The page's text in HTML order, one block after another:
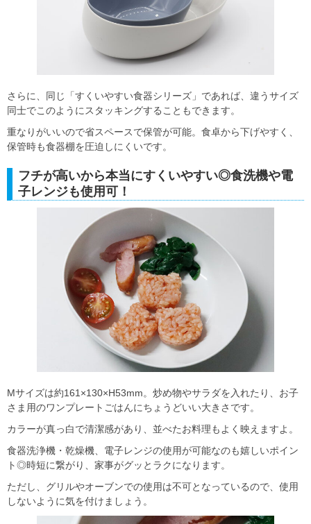
さらに、同じ「すくいやすい食器シリーズ」であれば、違うサイズ
同士でこのようにスタッキングすることもできます。
重なりがいいので省スペースで保管が可能。食卓から下げやすく、
保管時も食器棚を圧迫しにくいです。
フチが高いから本当にすくいやすい◎食洗機や電
子レンジも使用可！
Mサイズは約161×130×H53mm。炒め物やサラダを入れたり、お子
さま用のワンプレートごはんにちょうどいい大きさです。
カラーが真っ白で清潔感があり、並べたお料理もよく映えますよ。
食器洗浄機・乾燥機、電子レンジの使用が可能なのも嬉しいポイン
ト◎時短に繋がり、家事がグッとラクになります。
ただし、グリルやオーブンでの使用は不可となっているので、使用
しないように気を付けましょう。